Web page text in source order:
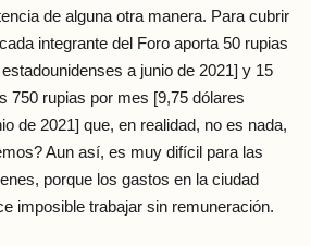
de alguna otra manera. Para cubrir
integrante del Foro aporta 50 rupias
a junio de 2021] y 15
750 rupias por mes [9,75 dólares
de 2021] que, en realidad, no es nada,
Aun así, es muy difícil para las
porque los gastos en la ciudad
imposible trabajar sin remuneración.